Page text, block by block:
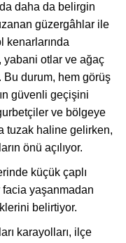
daha da belirgin
güzergâhlar ile
kenarlarında
yabani otlar ve ağaç
Bu durum, hem görüş
güvenli geçişini
ve bölgeye
tuzak haline gelirken,
önü açılıyor.
küçük çaplı
facia yaşanmadan
belirtiyor.
karayolları, ilçe